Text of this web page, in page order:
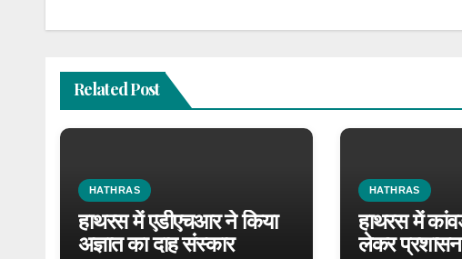
Related Post
HATHRAS
हाथरस में एडीएचआर ने किया
अज्ञात का दाह संस्कार
HATHRAS
हाथरस में
लेकर